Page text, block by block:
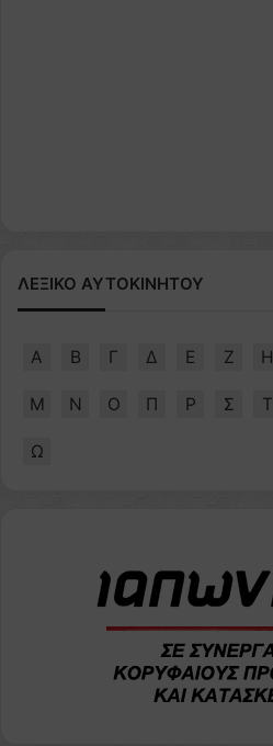
ΛΕΞΙΚΟ ΑΥΤΟΚΙΝΗΤΟΥ
Α Β Γ Δ Ε Ζ Η
Μ Ν Ο Π Ρ Σ Τ
Ω